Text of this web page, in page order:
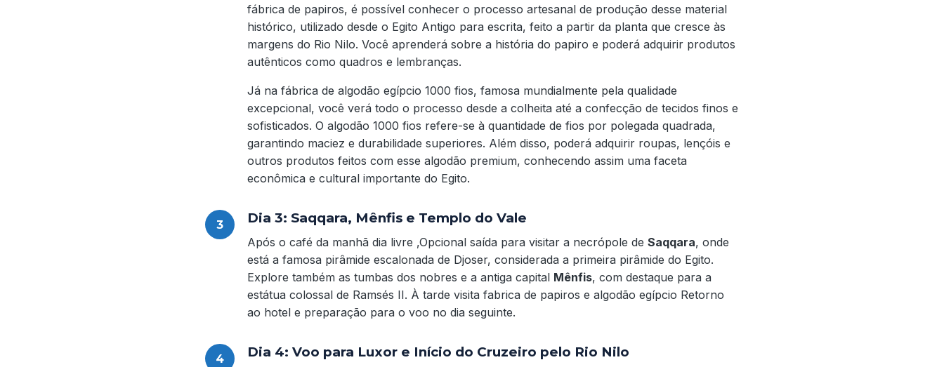
fábrica de papiros, é possível conhecer o processo artesanal de produção desse material
histórico, utilizado desde o Egito Antigo para escrita, feito a partir da planta que cresce às
margens do Rio Nilo. Você aprenderá sobre a história do papiro e poderá adquirir produtos
autênticos como quadros e lembranças.
Já na fábrica de algodão egípcio 1000 fios, famosa mundialmente pela qualidade
excepcional, você verá todo o processo desde a colheita até a confecção de tecidos finos e
sofisticados. O algodão 1000 fios refere-se à quantidade de fios por polegada quadrada,
garantindo maciez e durabilidade superiores. Além disso, poderá adquirir roupas, lençóis e
outros produtos feitos com esse algodão premium, conhecendo assim uma faceta
econômica e cultural importante do Egito.
Dia 3: Saqqara, Mênfis e Templo do Vale
Após o café da manhã dia livre ,Opcional saída para visitar a necrópole de Saqqara, onde
está a famosa pirâmide escalonada de Djoser, considerada a primeira pirâmide do Egito.
Explore também as tumbas dos nobres e a antiga capital Mênfis, com destaque para a
estátua colossal de Ramsés II. À tarde visita fabrica de papiros e algodão egípcio Retorno
ao hotel e preparação para o voo no dia seguinte.
Dia 4: Voo para Luxor e Início do Cruzeiro pelo Rio Nilo